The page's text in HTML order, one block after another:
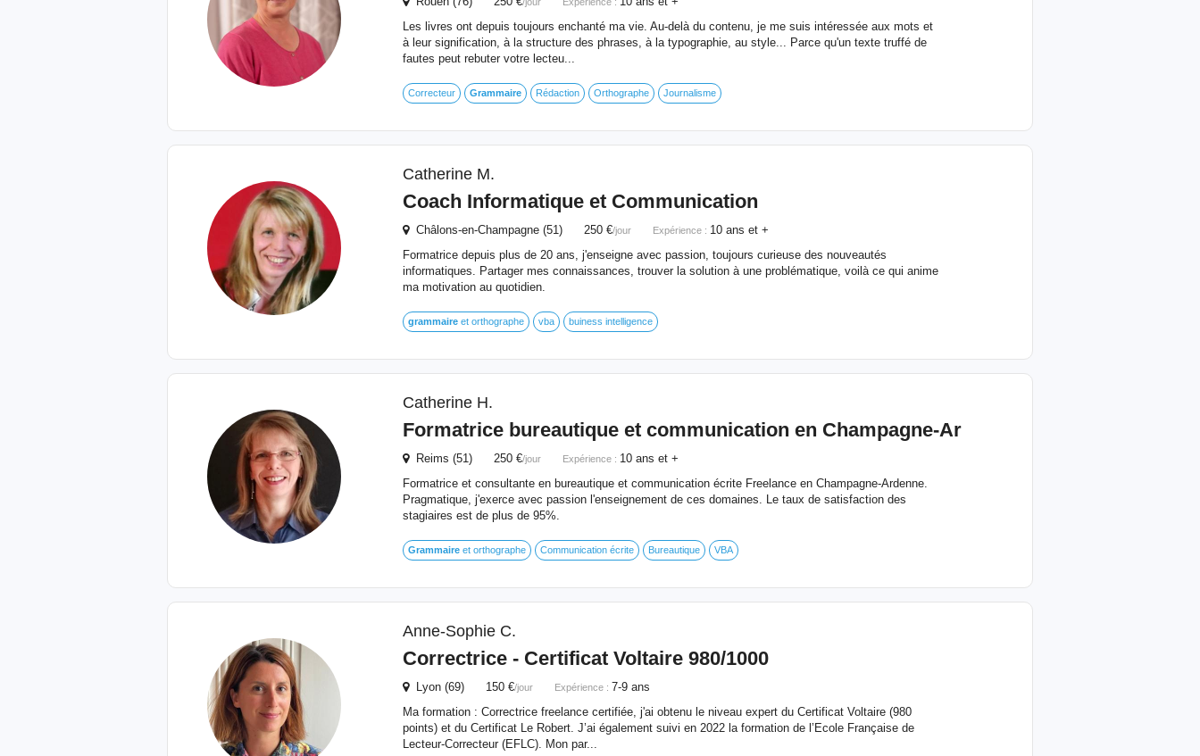
Les livres ont depuis toujours enchanté ma vie. Au-delà du contenu, je me suis intéressée aux mots et
à leur signification, à la structure des phrases, à la typographie, au style... Parce qu'un texte truffé de
fautes peut rebuter votre lecteu...
Correcteur Grammaire Rédaction Orthographe Journalisme
Catherine M.
Coach Informatique et Communication
Châlons-en-Champagne (51) 250 €/jour Expérience : 10 ans et +
Formatrice depuis plus de 20 ans, j'enseigne avec passion, toujours curieuse des nouveautés
informatiques. Partager mes connaissances, trouver la solution à une problématique, voilà ce qui anime
ma motivation au quotidien.
grammaireet orthographe vba buiness intelligence
Catherine H.
Formatrice bureautique et communication en Champagne-Ar
Reims (51) 250 €/jour Expérience : 10 ans et +
Formatrice et consultante en bureautique et communication écrite Freelance en Champagne-Ardenne.
Pragmatique, j'exerce avec passion l'enseignement de ces domaines. Le taux de satisfaction des
stagiaires est de plus de 95%.
Grammaireet orthographe Communication écrite Bureautique VBA
Anne-Sophie C.
Correctrice - Certificat Voltaire 980/1000
Lyon (69) 150 €/jour Expérience : 7-9 ans
Ma formation : Correctrice freelance certifiée, j'ai obtenu le niveau expert du Certificat Voltaire (980
points) et du Certificat Le Robert. J’ai également suivi en 2022 la formation de l’Ecole Française de
Lecteur-Correcteur (EFLC). Mon par...